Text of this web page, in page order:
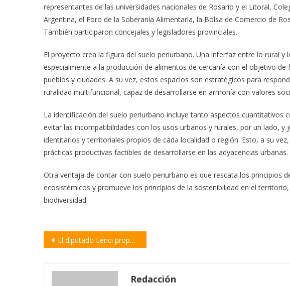
representantes de las universidades nacionales de Rosario y el Litoral,
Argentina, el Foro de la Soberanía Alimentaria, la Bolsa de Comercio de
También participaron concejales y legisladores provinciales.
El proyecto crea la figura del suelo periurbano. Una interfaz entre lo rural y
especialmente a la producción de alimentos de cercanía con el objetivo
pueblos y ciudades. A su vez, estos espacios son estratégicos para
ruralidad multifuncional, capaz de desarrollarse en armonía con valores
La identificación del suelo periurbano incluye tanto aspectos cuantitativos
evitar las incompatibilidades con los usos urbanos y rurales, por un lado,
identitarios y territoriales propios de cada localidad o región. Esto, a su
prácticas productivas factibles de desarrollarse en las adyacencias urbanas.
Otra ventaja de contar con suelo periurbano es que rescata los principios
ecosistémicos y promueve los principios de la sostenibilidad en el
biodiversidad.
Navegación
entradas
El diputado Lenci propuso la creación de un Cuerpo Provincial de Guardaparques
Redacción